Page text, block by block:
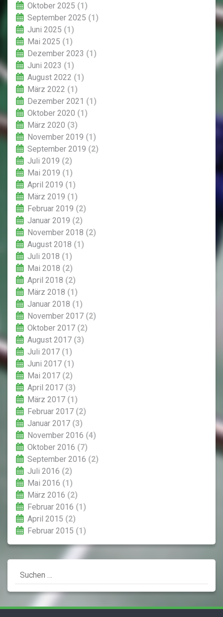
Oktober 2025 (1)
September 2025 (1)
Juni 2025 (1)
Mai 2025 (1)
Dezember 2023 (1)
Juni 2023 (1)
August 2022 (1)
März 2022 (1)
Dezember 2021 (1)
Oktober 2020 (1)
März 2020 (3)
November 2019 (1)
September 2019 (2)
Juli 2019 (2)
Mai 2019 (1)
April 2019 (1)
März 2019 (1)
Februar 2019 (2)
Januar 2019 (2)
November 2018 (2)
August 2018 (1)
Juli 2018 (1)
Mai 2018 (2)
April 2018 (2)
März 2018 (1)
Januar 2018 (1)
November 2017 (2)
Oktober 2017 (2)
August 2017 (3)
Juli 2017 (1)
Juni 2017 (1)
Mai 2017 (2)
April 2017 (3)
März 2017 (1)
Februar 2017 (2)
Januar 2017 (3)
November 2016 (4)
Oktober 2016 (7)
September 2016 (2)
Juli 2016 (2)
Mai 2016 (1)
März 2016 (2)
Februar 2016 (1)
April 2015 (2)
Februar 2015 (1)
Suchen
nach: